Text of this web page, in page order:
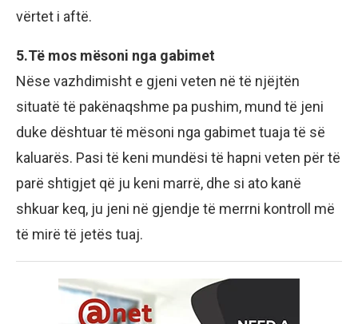
vërtet i aftë.
5.Të mos mësoni nga gabimet
Nëse vazhdimisht e gjeni veten në të njëjtën
situatë të pakënaqshme pa pushim, mund të jeni
duke dështuar të mësoni nga gabimet tuaja të së
kaluarës. Pasi të keni mundësi të hapni veten për të
parë shtigjet që ju keni marrë, dhe si ato kanë
shkuar keq, ju jeni në gjendje të merrni kontroll më
të mirë të jetës tuaj.